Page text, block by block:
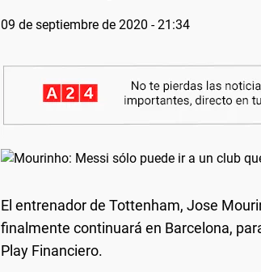
09 de septiembre de 2020 - 21:34
El entrenador de Tottenham, Jose
finalmente continuará en Barcelona,
Play Financiero.